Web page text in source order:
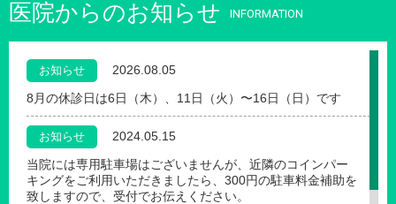
医院からのお知らせ INFORMATION
お知らせ
2026.08.05
8月の休診日は6日（木）、11日（火）〜16日（日）です
お知らせ
2024.05.15
当院には専用駐車場はございませんが、近隣のコインパー
キングをご利用いただきましたら、300円の駐車料金補助を
致しますので、受付でお伝えください。